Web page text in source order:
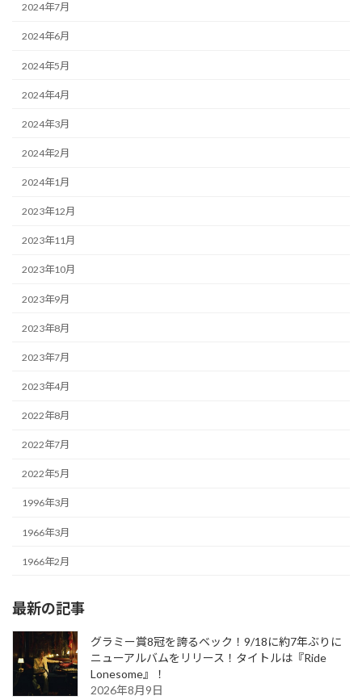
2024年7月
2024年6月
2024年5月
2024年4月
2024年3月
2024年2月
2024年1月
2023年12月
2023年11月
2023年10月
2023年9月
2023年8月
2023年7月
2023年4月
2022年8月
2022年7月
2022年5月
1996年3月
1966年3月
1966年2月
最新の記事
グラミー賞8冠を誇るベック！9/18に約7年ぶりに
ニューアルバムをリリース！タイトルは『Ride
Lonesome』！
2026年8月9日